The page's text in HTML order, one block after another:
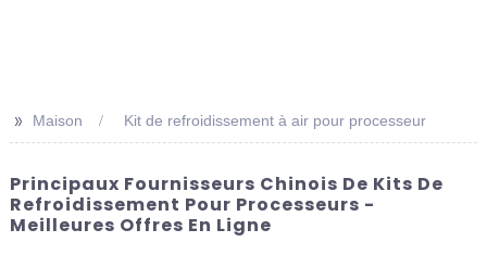
>> Maison Kit de refroidissement à air pour processeur
Principaux Fournisseurs Chinois De Kits De
Refroidissement Pour Processeurs -
Meilleures Offres En Ligne